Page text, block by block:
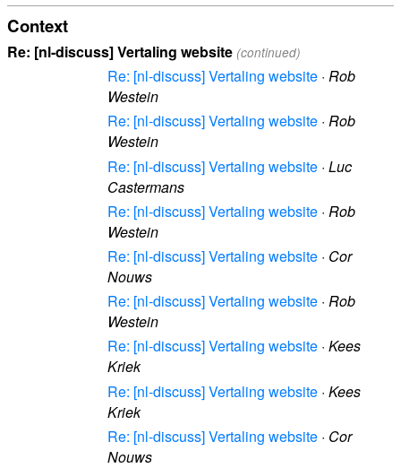
Context
Re: [nl-discuss] Vertaling website (continued)
Re: [nl-discuss] Vertaling website · Rob
Westein
Re: [nl-discuss] Vertaling website · Rob
Westein
Re: [nl-discuss] Vertaling website · Luc
Castermans
Re: [nl-discuss] Vertaling website · Rob
Westein
Re: [nl-discuss] Vertaling website · Cor
Nouws
Re: [nl-discuss] Vertaling website · Rob
Westein
Re: [nl-discuss] Vertaling website · Kees
Kriek
Re: [nl-discuss] Vertaling website · Kees
Kriek
Re: [nl-discuss] Vertaling website · Cor
Nouws